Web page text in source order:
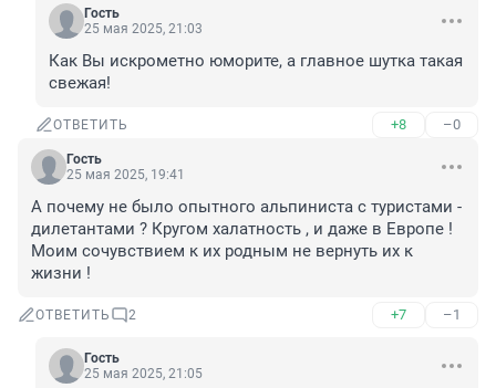
Гость
25 мая 2025, 21:03
Как Вы искрометно юморите, а главное шутка такая
свежая!
ОТВЕТИТЬ +8 –0
Гость
25 мая 2025, 19:41
А почему не было опытного альпиниста с туристами -
дилетантами ? Кругом халатность , и даже в Европе !
Моим сочувствием к их родным не вернуть их к
жизни !
ОТВЕТИТЬ 2 +7 –1
Гость
25 мая 2025, 21:05